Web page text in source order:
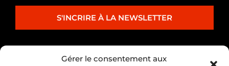
Gérer le consentement aux
S'INCRIRE À LA NEWSLETTER
PARTENARIAT